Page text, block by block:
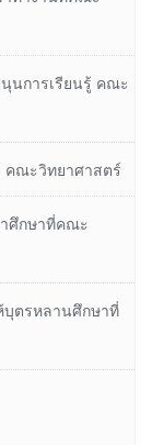
นการเรียนรู้ คณะ
คณะวิทยาศาสตร์
ศึกษาที่คณะ
บุตรหลานศึกษาที่